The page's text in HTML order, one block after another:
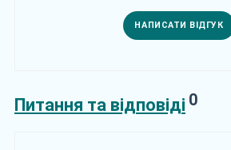
НАПИСАТИ ВІДГУК
Питання та відповіді 0